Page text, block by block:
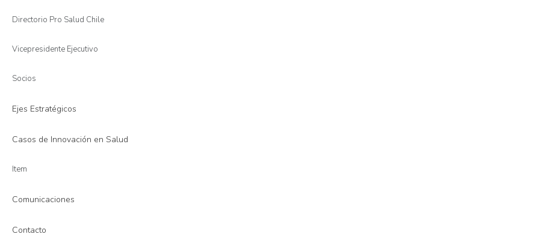
Directorio Pro Salud Chile
Vicepresidente Ejecutivo
Socios
Ejes Estratégicos
Casos de Innovación en Salud
Item
Comunicaciones
Contacto